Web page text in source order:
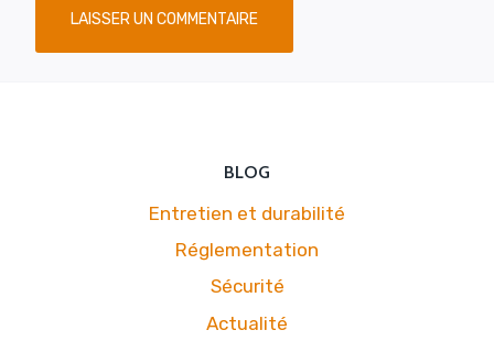
BLOG
Entretien et durabilité
Réglementation
Sécurité
Actualité